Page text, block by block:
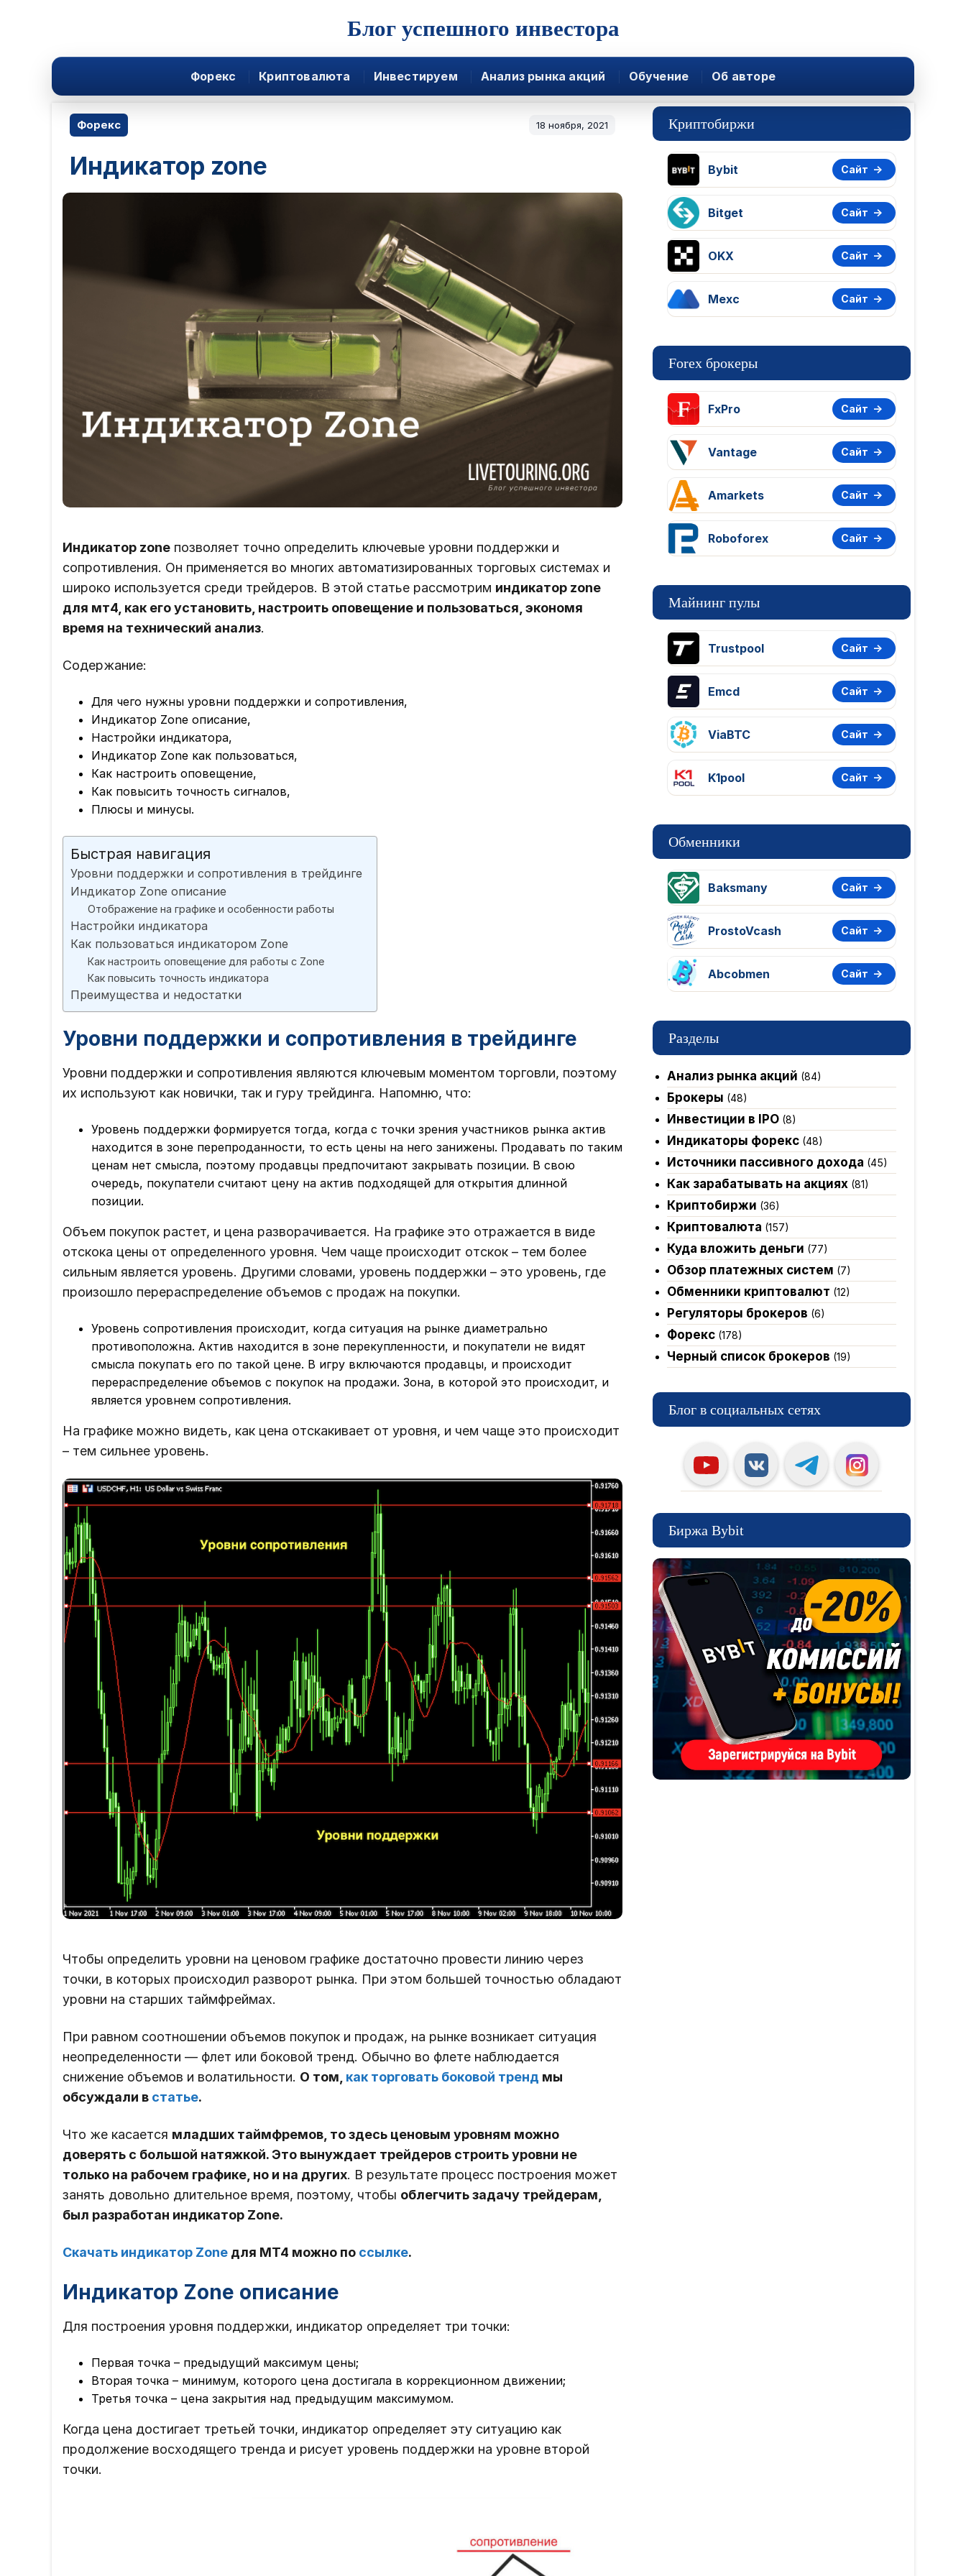
Блог успешного инвестора
Форекс Криптовалюта Инвестируем Анализ рынка акций Обучение Об авторе
Форекс 18 ноября, 2021
Индикатор zone
Индикатор zone позволяет точно определить ключевые уровни поддержки и
сопротивления. Он применяется во многих автоматизированных торговых системах и
широко используется среди трейдеров. В этой статье рассмотрим индикатор zone
для мт4, как его установить, настроить оповещение и пользоваться, экономя
время на технический анализ.
Содержание:
Для чего нужны уровни поддержки и сопротивления,
Индикатор Zone описание,
Настройки индикатора,
Индикатор Zone как пользоваться,
Как настроить оповещение,
Как повысить точность сигналов,
Плюсы и минусы.
Быстрая навигация
Уровни поддержки и сопротивления в трейдинге
Индикатор Zone описание
Отображение на графике и особенности работы
Настройки индикатора
Как пользоваться индикатором Zone
Как настроить оповещение для работы с Zone
Как повысить точность индикатора
Преимущества и недостатки
Уровни поддержки и сопротивления в трейдинге
Уровни поддержки и сопротивления являются ключевым моментом торговли, поэтому
их используют как новички, так и гуру трейдинга. Напомню, что:
Уровень поддержки формируется тогда, когда с точки зрения участников рынка актив
находится в зоне перепроданности, то есть цены на него занижены. Продавать по таким
ценам нет смысла, поэтому продавцы предпочитают закрывать позиции. В свою
очередь, покупатели считают цену на актив подходящей для открытия длинной
позиции.
Объем покупок растет, и цена разворачивается. На графике это отражается в виде
отскока цены от определенного уровня. Чем чаще происходит отскок – тем более
сильным является уровень. Другими словами, уровень поддержки – это уровень, где
произошло перераспределение объемов с продаж на покупки.
Уровень сопротивления происходит, когда ситуация на рынке диаметрально
противоположна. Актив находится в зоне перекупленности, и покупатели не видят
смысла покупать его по такой цене. В игру включаются продавцы, и происходит
перераспределение объемов с покупок на продажи. Зона, в которой это происходит, и
является уровнем сопротивления.
На графике можно видеть, как цена отскакивает от уровня, и чем чаще это происходит
– тем сильнее уровень.
Чтобы определить уровни на ценовом графике достаточно провести линию через
точки, в которых происходил разворот рынка. При этом большей точностью обладают
уровни на старших таймфреймах.
При равном соотношении объемов покупок и продаж, на рынке возникает ситуация
неопределенности — флет или боковой тренд. Обычно во флете наблюдается
снижение объемов и волатильности. О том, как торговать боковой тренд мы
обсуждали в статье.
Что же касается младших таймфремов, то здесь ценовым уровням можно
доверять с большой натяжкой. Это вынуждает трейдеров строить уровни не
только на рабочем графике, но и на других. В результате процесс построения может
занять довольно длительное время, поэтому, чтобы облегчить задачу трейдерам,
был разработан индикатор Zone.
Скачать индикатор Zone для MT4 можно по ссылке.
Индикатор Zone описание
Для построения уровня поддержки, индикатор определяет три точки:
Первая точка – предыдущий максимум цены;
Вторая точка – минимум, которого цена достигала в коррекционном движении;
Третья точка – цена закрытия над предыдущим максимумом.
Когда цена достигает третьей точки, индикатор определяет эту ситуацию как
продолжение восходящего тренда и рисует уровень поддержки на уровне второй
точки.
Криптобиржи
Bybit Сайт
Bitget Сайт
OKX Сайт
Mexc Сайт
Forex брокеры
FxPro Сайт
Vantage Сайт
Amarkets Сайт
Roboforex Сайт
Майнинг пулы
Trustpool Сайт
Emcd Сайт
ViaBTC Сайт
K1pool Сайт
Обменники
Baksmany Сайт
ProstoVcash Сайт
Abcobmen Сайт
Разделы
Анализ рынка акций (84)
Брокеры (48)
Инвестиции в IPO(8)
Индикаторы форекс(48)
Источники пассивного дохода (45)
Как зарабатывать на акциях(81)
Криптобиржи (36)
Криптовалюта (157)
Куда вложить деньги (77)
Обзор платежных систем (7)
Обменники криптовалют (12)
Регуляторы брокеров (6)
Форекс(178)
Черный список брокеров (19)
Блог в социальных сетях
Биржа Bybit